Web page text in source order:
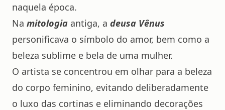
naquela época.
Na mitologia antiga, a deusa Vênus
personificava o símbolo do amor, bem como a
beleza sublime e bela de uma mulher.
O artista se concentrou em olhar para a beleza
do corpo feminino, evitando deliberadamente
o luxo das cortinas e eliminando decorações